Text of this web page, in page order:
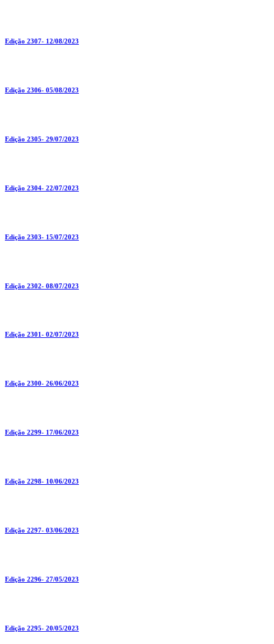
Edição 2307- 12/08/2023
Edição 2306- 05/08/2023
Edição 2305- 29/07/2023
Edição 2304- 22/07/2023
Edição 2303- 15/07/2023
Edição 2302- 08/07/2023
Edição 2301- 02/07/2023
Edição 2300- 26/06/2023
Edição 2299- 17/06/2023
Edição 2298- 10/06/2023
Edição 2297- 03/06/2023
Edição 2296- 27/05/2023
Edição 2295- 20/05/2023